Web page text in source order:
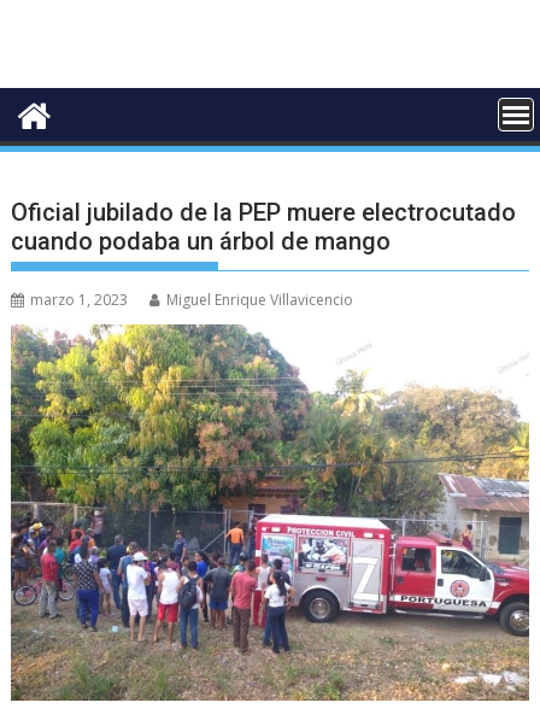
Oficial jubilado de la PEP muere electrocutado
cuando podaba un árbol de mango
marzo 1, 2023 Miguel Enrique Villavicencio